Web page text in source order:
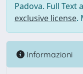
Padova. Full Text
exclusive license.
Informazioni